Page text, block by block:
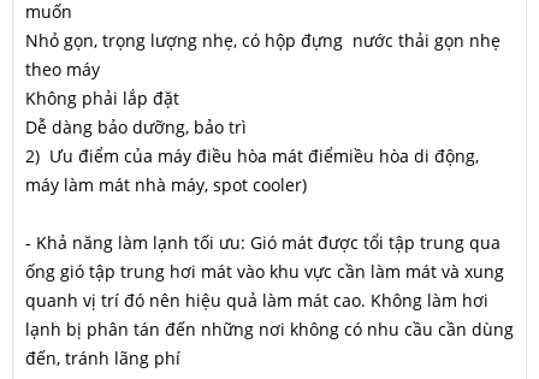
muốn
Nhỏ gọn, trọng lượng nhẹ, có hộp đựng nước thải gọn nhẹ
theo máy
Không phải lắp đặt
Dễ dàng bảo dưỡng, bảo trì
2) Ưu điểm của máy điều hòa mát điểmiều hòa di động,
máy làm mát nhà máy, spot cooler)
- Khả năng làm lạnh tối ưu: Gió mát được tổi tập trung qua
ống gió tập trung hơi mát vào khu vực cần làm mát và xung
quanh vị trí đó nên hiệu quả làm mát cao. Không làm hơi
lạnh bị phân tán đến những nơi không có nhu cầu cần dùng
đến, tránh lãng phí